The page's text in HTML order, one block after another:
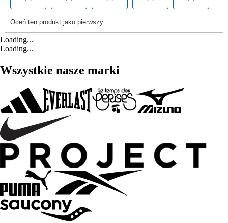
Loading...
Loading...
Wszystkie nasze marki